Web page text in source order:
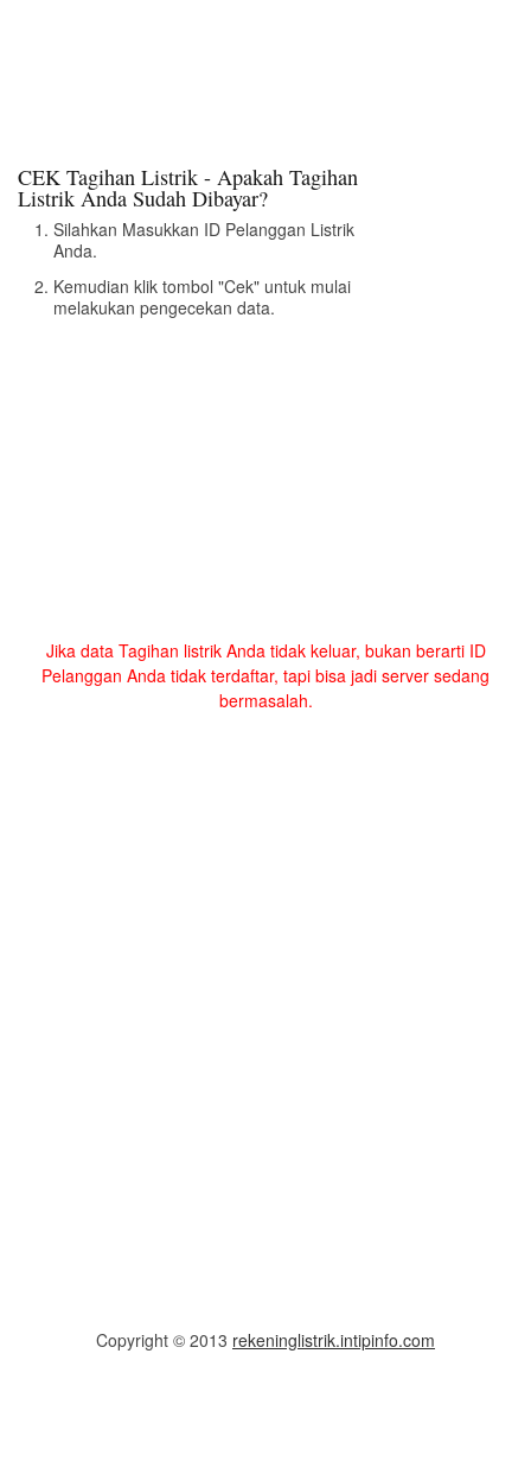
CEK Tagihan Listrik - Apakah Tagihan
Listrik Anda Sudah Dibayar?
Silahkan Masukkan ID Pelanggan Listrik
Anda.
Kemudian klik tombol "Cek" untuk mulai
melakukan pengecekan data.
Jika data Tagihan listrik Anda tidak keluar, bukan berarti ID
Pelanggan Anda tidak terdaftar, tapi bisa jadi server sedang
bermasalah.
Copyright © 2013 rekeninglistrik.intipinfo.com